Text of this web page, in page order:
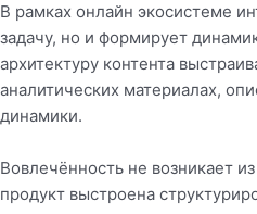
В рамках онлайн экосистеме
задачу, но и формирует
архитектуру контента
аналитических материалах,
динамики.
Вовлечённость не возникает
продукт выстроена